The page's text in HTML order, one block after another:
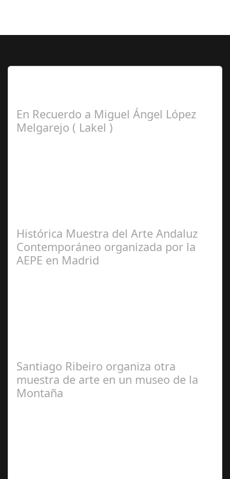
En Recuerdo a Miguel Ángel López
Melgarejo ( Lakel )
Histórica Muestra del Arte Andaluz
Contemporáneo organizada por la
AEPE en Madrid
Santiago Ribeiro organiza otra
muestra de arte en un museo de la
Montaña